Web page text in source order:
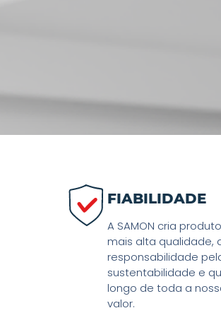
O Nosso Principal
Configuração Fácil
Para
FIABILIDADE
A SAMON cria
mais alta qualidade,
responsabilidade
sustentabilidade e
longo de toda a
valor.